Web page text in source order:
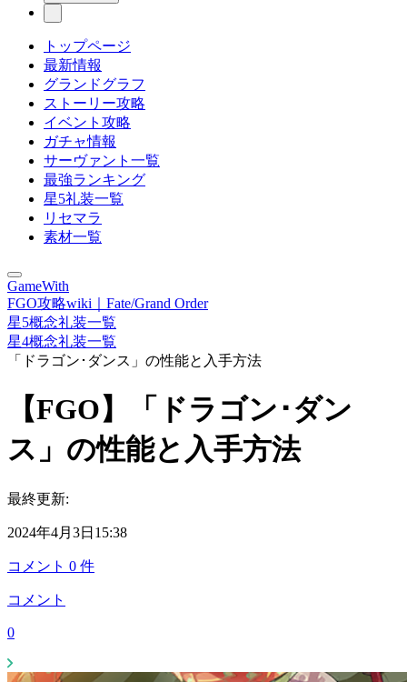
トップページ
最新情報
グランドグラフ
ストーリー攻略
イベント攻略
ガチャ情報
サーヴァント一覧
最強ランキング
星5礼装一覧
リセマラ
素材一覧
GameWith
FGO攻略wiki｜Fate/Grand Order
星5概念礼装一覧
星4概念礼装一覧
「ドラゴン･ダンス」の性能と入手方法
【FGO】「ドラゴン･ダン
ス」の性能と入手方法
最終更新:
2024年4月3日15:38
コメント 0 件
コメント
0